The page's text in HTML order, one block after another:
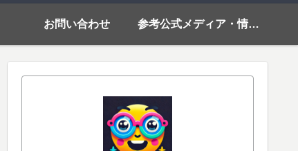
お問い合わせ 参考公式メディア・情報源リンク